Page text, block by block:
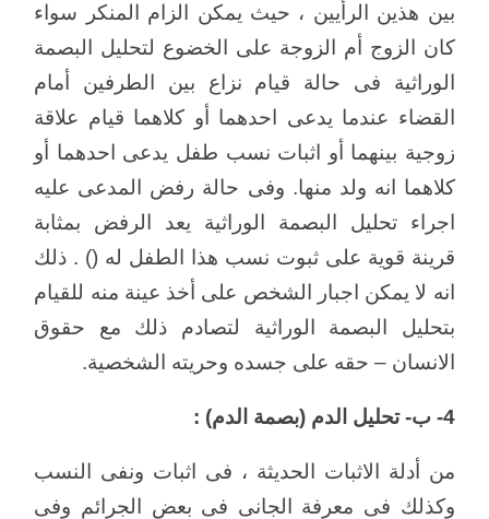
بين هذين الرأيين ، حيث يمكن الزام المنكر سواء
كان الزوج أم الزوجة على الخضوع لتحليل البصمة
الوراثية فى حالة قيام نزاع بين الطرفين أمام
القضاء عندما يدعى احدهما أو كلاهما قيام علاقة
زوجية بينهما أو اثبات نسب طفل يدعى احدهما أو
كلاهما انه ولد منها. وفى حالة رفض المدعى عليه
اجراء تحليل البصمة الوراثية يعد الرفض بمثابة
قرينة قوية على ثبوت نسب هذا الطفل له () . ذلك
انه لا يمكن اجبار الشخص على أخذ عينة منه للقيام
بتحليل البصمة الوراثية لتصادم ذلك مع حقوق
الانسان – حقه على جسده وحريته الشخصية.
4- ب- تحليل الدم (بصمة الدم) :
من أدلة الاثبات الحديثة ، فى اثبات ونفى النسب
وكذلك فى معرفة الجانى فى بعض الجرائم وفى